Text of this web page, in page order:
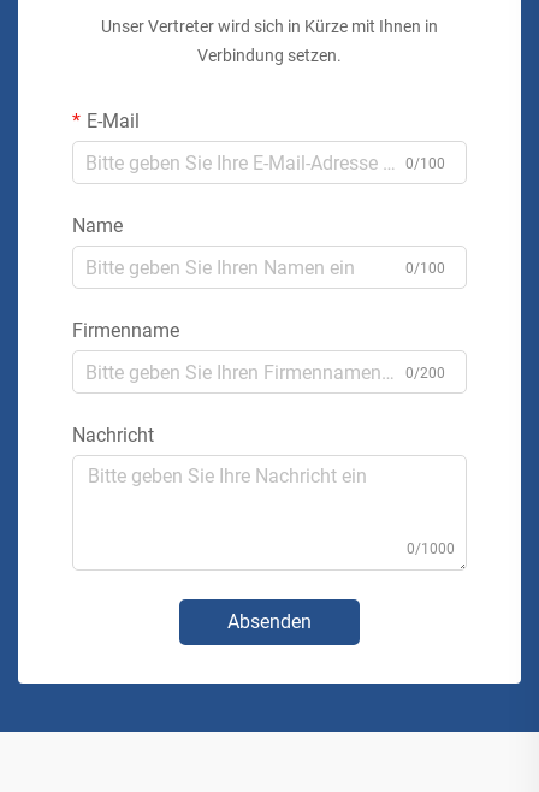
Unser Vertreter wird sich in Kürze mit Ihnen in
Verbindung setzen.
E-Mail
0/100
Name
0/100
Firmenname
0/200
Nachricht
0/1000
Absenden